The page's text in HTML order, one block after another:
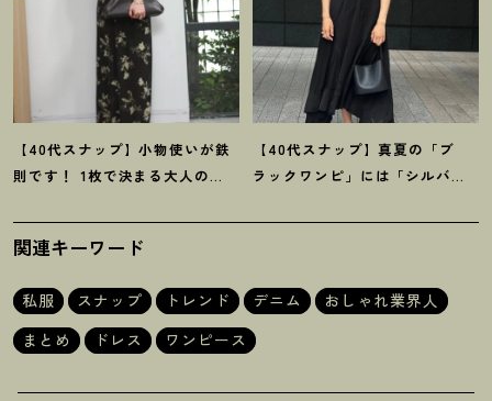
【40代スナップ】小物使いが鉄
則です ！ 1枚で決まる大人の
ん
【40代スナップ】真夏の「ブ
ラックワンピ」には「シルバー
果林さん
関連キーワード
私服 スナップ トレンド デニム
おしゃれ業界人
まとめ
ドレス ワンピース